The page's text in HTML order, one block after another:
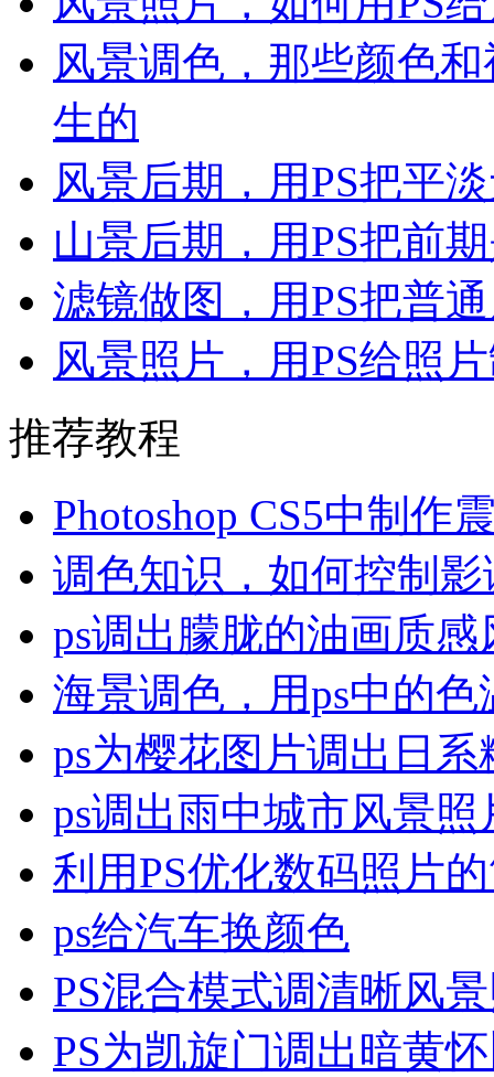
风景调色，那些颜色
生的
风景后期，用PS把平
山景后期，用PS把前
滤镜做图，用PS把普
风景照片，用PS给照
推荐教程
Photoshop CS5中制作
调色知识，如何控制
ps调出朦胧的油画质感
海景调色，用ps中的
ps为樱花图片调出日系
ps调出雨中城市风景照
利用PS优化数码照片
ps给汽车换颜色
PS混合模式调清晰风
PS为凯旋门调出暗黄